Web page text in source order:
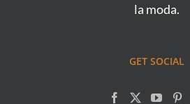
la moda.
GET SOCIAL